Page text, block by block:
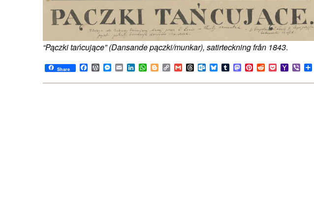
“Pączki tańcujące” (Dansande pączki/munkar), satirteckning från 1843.
Share Facebook
WordPress
Messenger
EmailLinkedIn
WhatsApp
BloggerCopy
Link
GmailThreadsOutlook.com
Bluesky
TumblrMastodon
Pinterest
RedditPocketYahoo
Mail
Viber